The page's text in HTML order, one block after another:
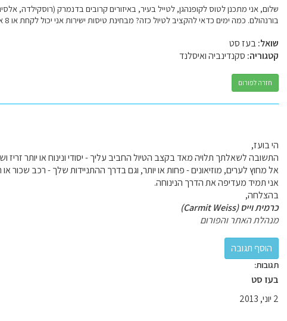
שלום, אני מתכנן לטוס לקופנהגן, לטייל בעיר, באיזורים קרובים בדנמרק (רוסקילדה,
בורנהולם. כמה ימים כדאי להקציב לטיול כזה? מבחינת טיסות ישירות אני יכול לקחת או 8 או 11 ימים. תודה
שואל:בעז סט
קטגוריה: סקנדינביה ואיסלנד
חזרה לפורום
הי בועז,
התשובה לשאלתך תלויה מאד בקצב הטיול החביב עליך - יסודי ונינוח או יותר
אל מחוץ לערים, מוזיאונים - פחות או יותר, וגם בדרך ההתניידות שלך - רכב שכור
אני תמיד מעדיפה את הדרך הנינוחה.
בהצלחה,
כרמית וייס (Carmit Weiss)
מנהלת האתר והפורום
תגובות:
בעז סט
2 יוני, 2013